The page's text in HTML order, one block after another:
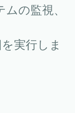
の監視、
実行しま